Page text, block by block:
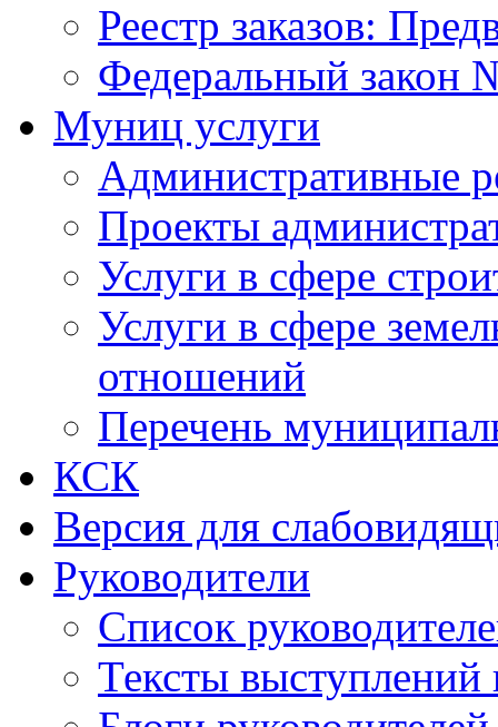
Реестр заказов:
Федеральный закон
Муниц услуги
Административные
Проекты
Услуги в сфере
Услуги в сфере
отношений
Перечень
КСК
Версия для
Руководители
Список
Тексты выступлений